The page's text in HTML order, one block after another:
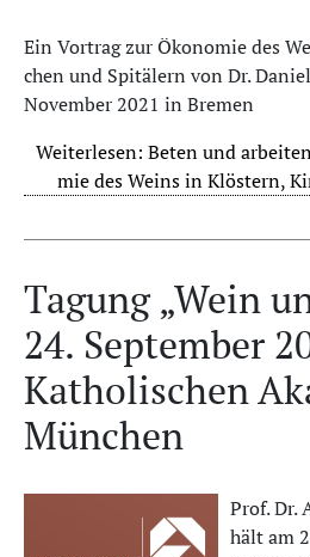
Ein Vortrag zur Öko­no­mie des
chen und Spi­tä­lern von Dr.
November 2021 in Bremen
Weiterlesen: Be­ten und
mie des Weins in Klös­tern,
Tagung „Wein
24. September
Katholischen
München
Prof. Dr.
hält am